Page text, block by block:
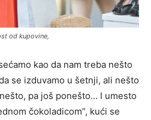
od kupovine,
kao da nam treba nešto
se izduvamo u šetnji, ali nešto
pa još ponešto… I umesto
čokoladicom”, kući se